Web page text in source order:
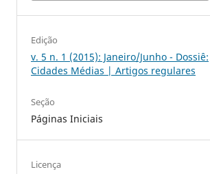
Edição
v. 5 n. 1 (2015): Janeiro/Junho - Dossiê:
Cidades Médias | Artigos regulares
Seção
Páginas Iniciais
Licença